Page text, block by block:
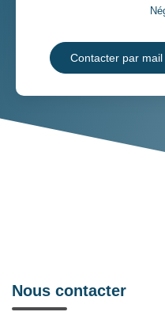
Contacter par mail
Nous contacter